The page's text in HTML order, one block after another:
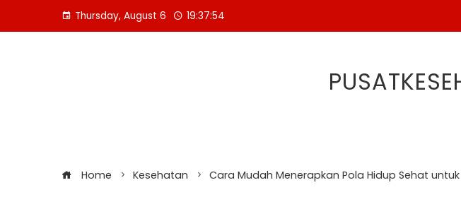
Thursday, August 6 19:37:55
Home Kesehatan Cara Mudah Menerapkan Pola Hidup Sehat